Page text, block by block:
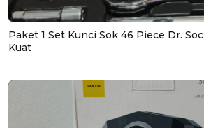
Paket 1 Set Kunci Sok 46 Piece Dr.
Kuat